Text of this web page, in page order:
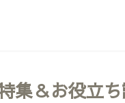
集＆お役立